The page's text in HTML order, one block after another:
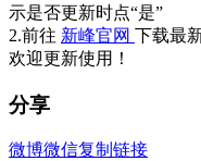
示是否更新时点“是”
2.前往 新峰官网 下载最
欢迎更新使用！
分享
微博微信复制链接